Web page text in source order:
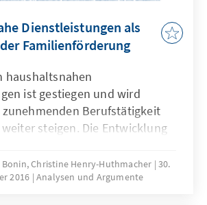
Dienstleistungen als
Familienförderung
haushaltsnahen
ist gestiegen und wird
Berufstätigkeit
steigen. Die Entwicklung
neue
Arbeitsplätze für
Bonin, Christine Henry-Huthmacher 30.
2016 Analysen und Argumente